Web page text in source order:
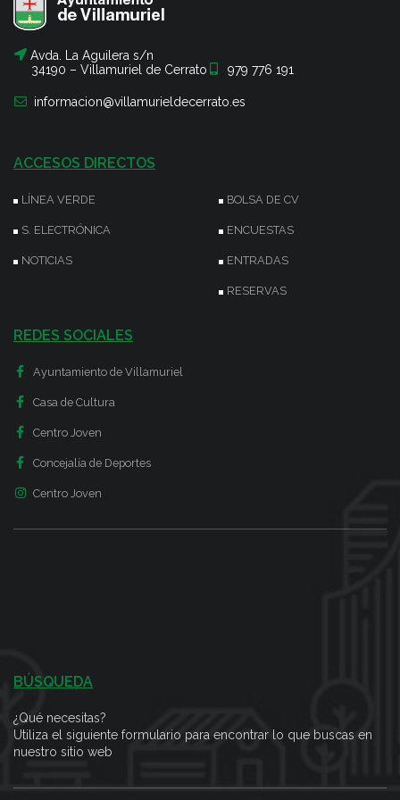
Avda. La Aguilera s/n
34190 – Villamuriel de Cerrato
979 776 191
informacion@villamurieldecerrato.es
ACCESOS DIRECTOS
LÍNEA VERDE
S. ELECTRÓNICA
NOTICIAS
BOLSA DE CV
ENCUESTAS
ENTRADAS
RESERVAS
REDES SOCIALES
Ayuntamiento de Villamuriel
Casa de Cultura
Centro Joven
Concejalía de Deportes
Centro Joven
BÚSQUEDA
¿Qué necesitas?
Utiliza el siguiente formulario para encontrar lo que buscas en
nuestro sitio web